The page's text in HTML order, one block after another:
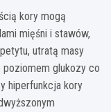
kory mogą
mięśni i stawów,
utratą masy
poziomem glukozy co
hiperfunkcja kory